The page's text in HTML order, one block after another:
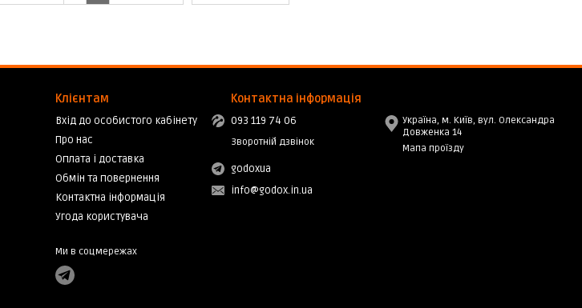
Клієнтам
Вхід до особистого кабінету
Про нас
Оплата і доставка
Обмін та повернення
Контактна інформація
Угода користувача
Ми в соцмережах
Контактна інформація
093 119 74 06
Зворотній дзвінок
godoxua
info@godox.in.ua
Україна, м. Київ, вул. Олександра
Довженка 14
Мапа проїзду